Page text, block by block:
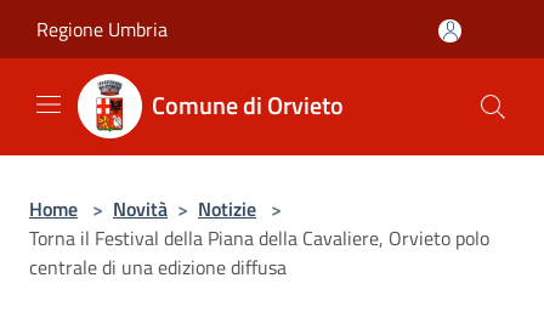
Regione Umbria
Comune di Orvieto
Home > Novità > Notizie >
Torna il Festival della Piana della Cavaliere, Orvieto polo
centrale di una edizione diffusa